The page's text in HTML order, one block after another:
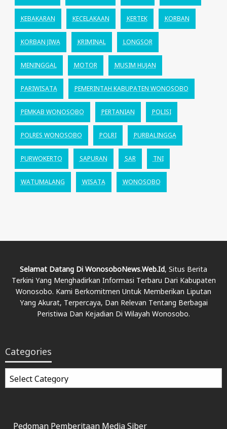
KEBAKARAN KECELAKAAN KERTEK KORBAN
KORBAN JIWA KRIMINAL LONGSOR
MENINGGAL MOTOR MUSIM HUJAN
PARIWISATA PEMERINTAH KABUPATEN WONOSOBO
PEMKAB WONOSOBO PERTANIAN POLISI
POLRES WONOSOBO POLRI PURBALINGGA
PURWOKERTO SAPURAN SAR TNI
WATUMALANG WISATA WONOSOBO
Selamat Datang Di WonosoboNews.web.id, Situs Berita
Terkini Yang Menghadirkan Informasi Terbaru Dari Kabupaten
Wonosobo. Kami Berkomitmen Untuk Memberikan Liputan
Yang Akurat, Terpercaya, Dan Relevan Tentang Berbagai
Peristiwa Dan Kejadian Di Wilayah Wonosobo.
Categories
Categories
Pedoman Pemberitaan Media Siber